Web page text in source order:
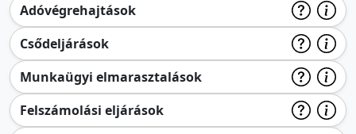
Adóvégrehajtások
Csődeljárások
Munkaügyi elmarasztalások
Felszámolási eljárások